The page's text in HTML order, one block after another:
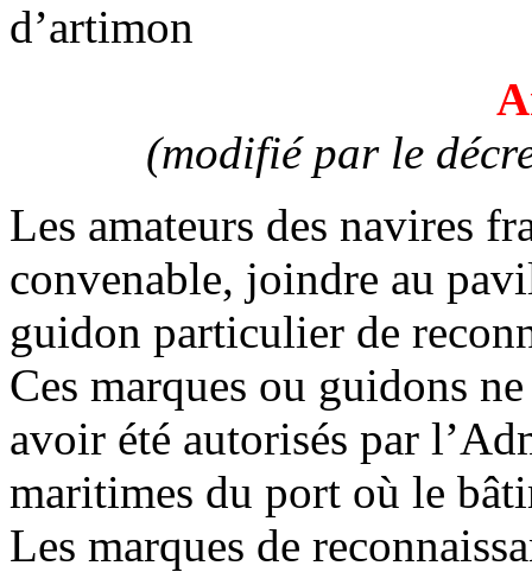
d’artimon
(modifié par le
Les amateurs des navires
convenable, joindre au
guidon particulier de
Ces marques ou guidons
avoir été autorisés par
maritimes du port où le
Les marques de